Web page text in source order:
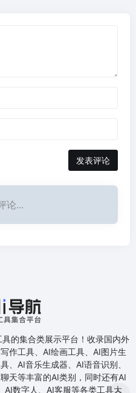
发表评论
论...
的集合类展示平台！收录国内外
作工具、AI绘画工具、AI图片生
、AI音乐生成器、AI语音识别、
天等丰富的AI类别，同时还有AI
AI数字人、AI客服等各类工具大